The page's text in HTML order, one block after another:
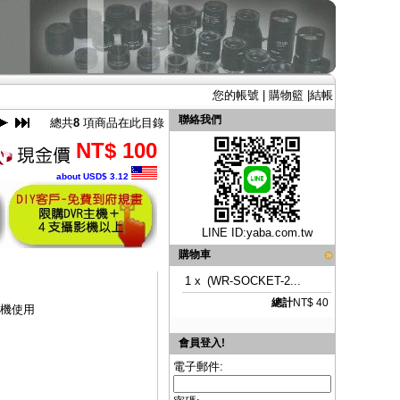
您的帳號 購物籃 結帳
總共8 項商品在此目錄
NT$ 100
about USD$ 3.12
使用
聯絡我們
LINE ID:yaba.com.tw
購物車
1 x (WR-SOCKET-2...
總計NT$ 40
會員登入!
電子郵件: